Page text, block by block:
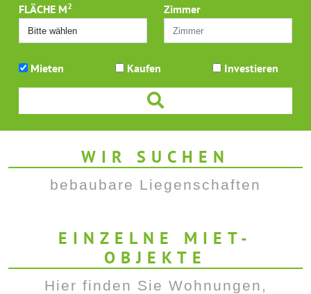
FLÄCHE M2 Zimmer
Mieten Kaufen Investieren
WIR SUCHEN
bebaubare Liegenschaften
EINZELNE MIET-
OBJEKTE
Hier finden Sie Wohnungen,